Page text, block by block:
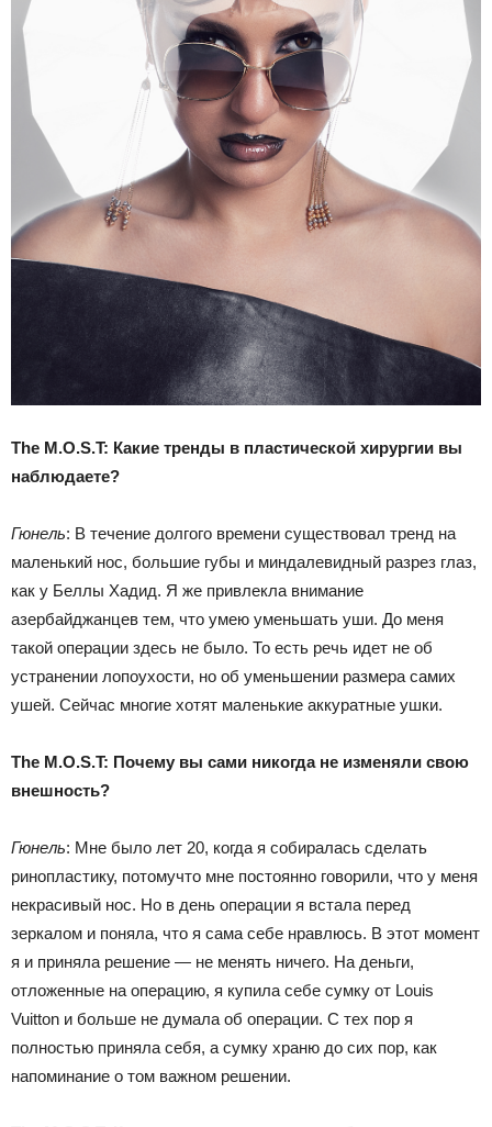
The M.O.S.T: Какие тренды в пластической хирургии вы
наблюдаете?
Гюнель: В течение долгого времени существовал тренд на
маленький нос, большие губы и миндалевидный разрез глаз,
как у Беллы Хадид. Я же привлекла внимание
азербайджанцев тем, что умею уменьшать уши. До меня
такой операции здесь не было. То есть речь идет не об
устранении лопоухости, но об уменьшении размера самих
ушей. Сейчас многие хотят маленькие аккуратные ушки.
The M.O.S.T: Почему вы сами никогда не изменяли свою
внешность?
Гюнель: Мне было лет 20, когда я собиралась сделать
ринопластику, потомучто мне постоянно говорили, что у меня
некрасивый нос. Но в день операции я встала перед
зеркалом и поняла, что я сама себе нравлюсь. В этот момент
я и приняла решение — не менять ничего. На деньги,
отложенные на операцию, я купила себе сумку от Louis
Vuitton и больше не думала об операции. С тех пор я
полностью приняла себя, а сумку храню до сих пор, как
напоминание о том важном решении.